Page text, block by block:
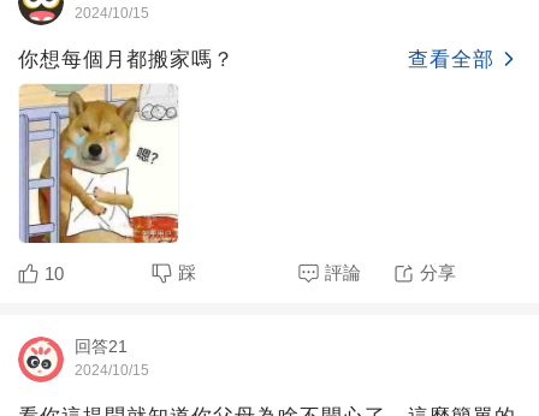
2024/10/15
你想每個月都搬家嗎？ 查看全部
10 踩 評論 分享
回答21
2024/10/15